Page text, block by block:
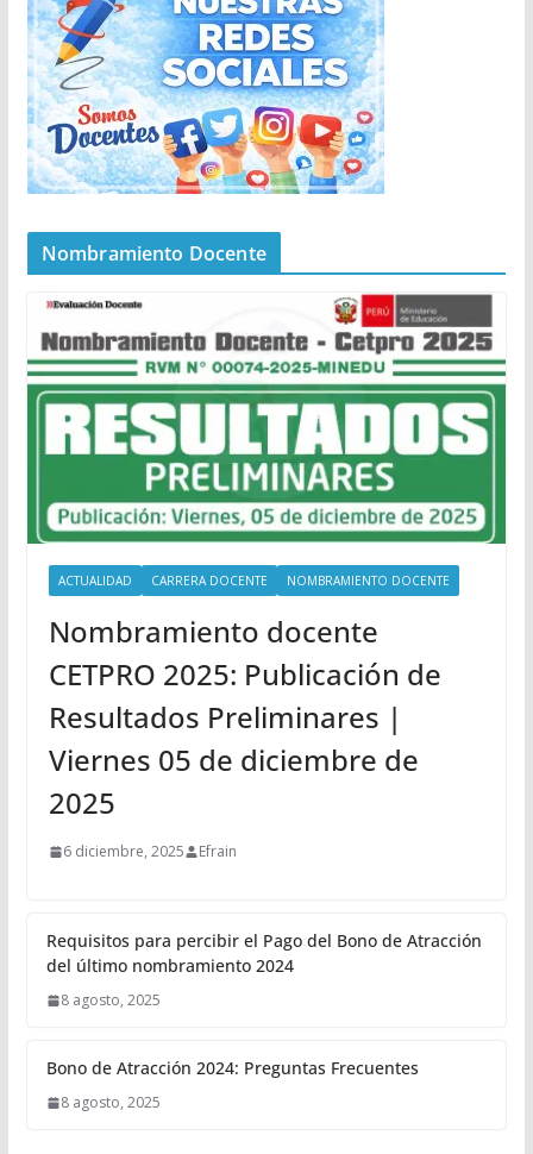
Nombramiento Docente
ACTUALIDAD CARRERA DOCENTE NOMBRAMIENTO DOCENTE
Nombramiento docente
CETPRO 2025: Publicación de
Resultados Preliminares |
Viernes 05 de diciembre de
2025
6 diciembre, 2025 Efrain
Requisitos para percibir el Pago del Bono de Atracción
del último nombramiento 2024
8 agosto, 2025
Bono de Atracción 2024: Preguntas Frecuentes
8 agosto, 2025